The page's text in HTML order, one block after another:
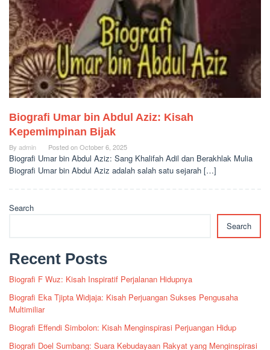
Biografi Umar bin Abdul Aziz: Kisah
Kepemimpinan Bijak
By admin Posted onOctober 6, 2025
Biografi Umar bin Abdul Aziz: Sang Khalifah Adil dan Berakhlak Mulia
Biografi Umar bin Abdul Aziz adalah salah satu sejarah […]
Search
Search
Recent Posts
Biografi F Wuz: Kisah Inspiratif Perjalanan Hidupnya
Biografi Eka Tjipta Widjaja: Kisah Perjuangan Sukses Pengusaha
Multimiliar
Biografi Effendi Simbolon: Kisah Menginspirasi Perjuangan Hidup
Biografi Doel Sumbang: Suara Kebudayaan Rakyat yang Menginspirasi